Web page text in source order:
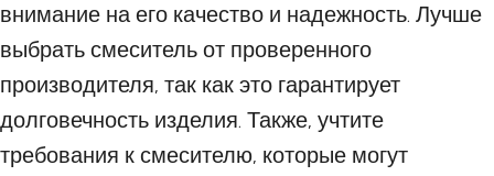
внимание на его качество и надежность. Лучше
выбрать смеситель от проверенного
производителя, так как это гарантирует
долговечность изделия. Также, учтите
требования к смесителю, которые могут